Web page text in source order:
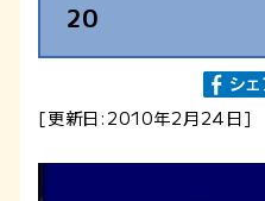
20
[更新日:2010年2月24日]